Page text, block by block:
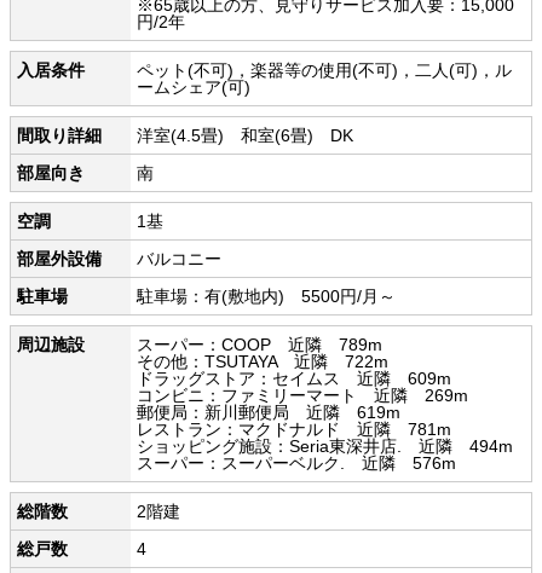
※65歳以上の方、見守りサービス加入要：15,000
円/2年
入居条件
ペット(不可)，楽器等の使用(不可)，二人(可)，ル
ームシェア(可)
間取り詳細
洋室(4.5畳) 和室(6畳) DK
部屋向き
南
空調
1基
部屋外設備
バルコニー
駐車場
駐車場：有(敷地内) 5500円/月～
周辺施設
スーパー：COOP 近隣 789m
その他：TSUTAYA 近隣 722m
ドラッグストア：セイムス 近隣 609m
コンビニ：ファミリーマート 近隣 269m
郵便局：新川郵便局 近隣 619m
レストラン：マクドナルド 近隣 781m
ショッピング施設：Seria東深井店. 近隣 494m
スーパー：スーパーベルク. 近隣 576m
総階数
2階建
総戸数
4